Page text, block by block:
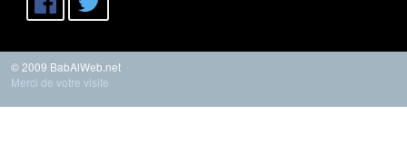
© 2009 BabAlWeb.net
Merci de votre visite